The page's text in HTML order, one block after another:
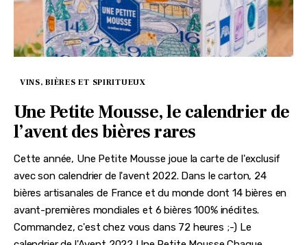
VINS, BIÈRES ET SPIRITUEUX
Une Petite Mousse, le calendrier de
l’avent des bières rares
Cette année, Une Petite Mousse joue la carte de l'exclusif
avec son calendrier de l'avent 2022. Dans le carton, 24
bières artisanales de France et du monde dont 14 bières en
avant-premières mondiales et 6 bières 100% inédites.
Commandez, c'est chez vous dans 72 heures ;-) Le